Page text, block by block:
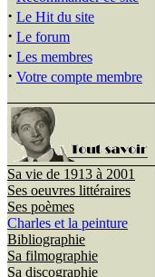
· Le Hit du site
· Le forum
· Les membres
· Votre compte membre
Sa vie de 1913 à 2001
Ses oeuvres littéraires
Ses poèmes
Charles et la peinture
Bibliographie
Sa filmographie
Sa discographie